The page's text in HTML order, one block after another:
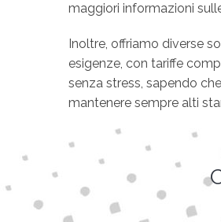
maggiori informazioni
Inoltre, offriamo diverse
esigenze, con tariffe
senza stress, sapendo
mantenere sempre alti